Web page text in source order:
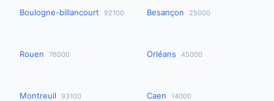
Boulogne-billancourt 92100 Besançon 25000
Rouen 76000 Orléans 45000
Montreuil 93100 Caen 14000